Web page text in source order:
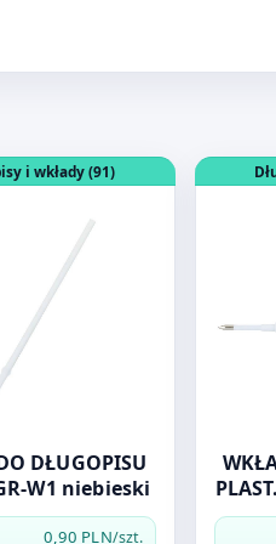
ANTIBACTERIAL
WKŁAD DO DŁUGOPISU
i wkłady (91)
DŁUGOPISU
W1 niebieski
0,90 PLN/szt.
Otwórz
PLAST. GRAND GR-Z2 TYP